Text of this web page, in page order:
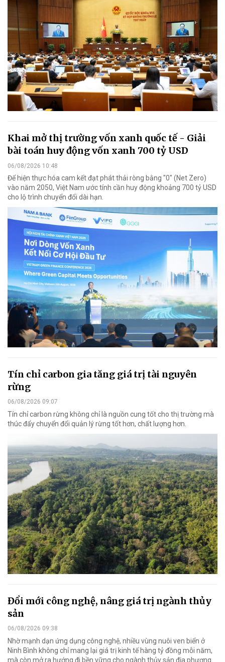
Khai mở thị trường vốn xanh quốc tế - Giải
bài toán huy động vốn xanh 700 tỷ USD
06/08/2026 10:48
Để hiện thực hóa cam kết đạt phát thải ròng bằng "0" (Net Zero)
vào năm 2050, Việt Nam ước tính cần huy động khoảng 700 tỷ USD
cho lộ trình chuyển đổi dài hạn.
Tín chỉ carbon gia tăng giá trị tài nguyên
rừng
06/08/2026 09:07
Tín chỉ carbon rừng không chỉ là nguồn cung tốt cho thị trường mà
thúc đẩy chuyển đổi quản lý rừng tốt hơn, chất lượng hơn.
Đổi mới công nghệ, nâng giá trị ngành thủy
sản
06/08/2026 09:38
Nhờ mạnh dạn ứng dụng công nghệ, nhiều vùng nuôi ven biển ở
Ninh Bình không chỉ mang lại giá trị kinh tế hàng tỷ đồng mỗi năm,
mà còn mở ra hướng đi bền vững cho ngành thủy sản địa phương.